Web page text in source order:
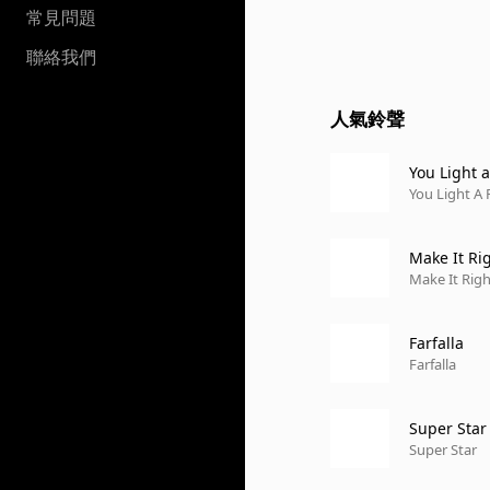
常見問題
聯絡我們
人氣鈴聲
You Light
You Light A
Make It
Make It
Farfalla
Farfalla
Super Star
Super Star